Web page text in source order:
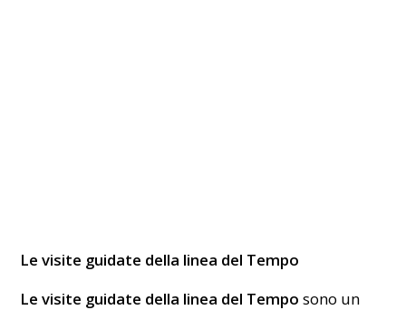
Le visite guidate della linea del Tempo
Le visite guidate della linea del Tempo sono un